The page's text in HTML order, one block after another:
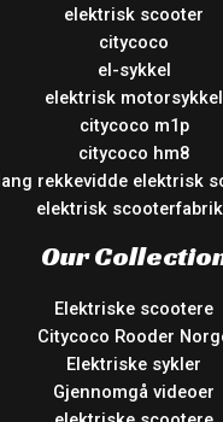
elektrisk scooter
citycoco
el-sykkel
elektrisk motorsykkel
citycoco m1p
citycoco hm8
lang rekkevidde elektrisk
elektrisk
Our
Elektriske scootere
Citycoco Rooder
Elektriske sykler
Gjennomgå videoer